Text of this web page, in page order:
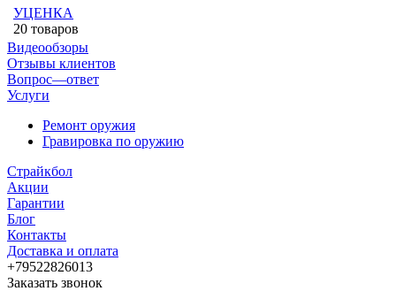
УЦЕНКА
20 товаров
Видеообзоры
Отзывы клиентов
Вопрос—ответ
Услуги
Ремонт оружия
Гравировка по оружию
Страйкбол
Акции
Гарантии
Блог
Контакты
Доставка и оплата
+79522826013
Заказать звонок